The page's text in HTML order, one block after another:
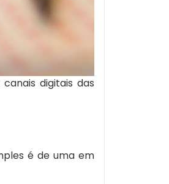
digitais das
é de uma em